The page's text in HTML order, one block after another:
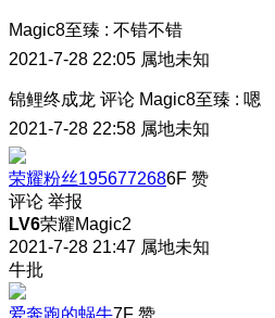
Magic8至臻 : 不错不错
2021-7-28 22:05 属地未知
锦鲤终成龙 评论 Magic8至臻 : 嗯
2021-7-28 22:58 属地未知
荣耀粉丝1956772686F 赞
评论 举报
LV6荣耀Magic2
2021-7-28 21:47 属地未知
牛批
爱奔跑的蜗牛7F 赞